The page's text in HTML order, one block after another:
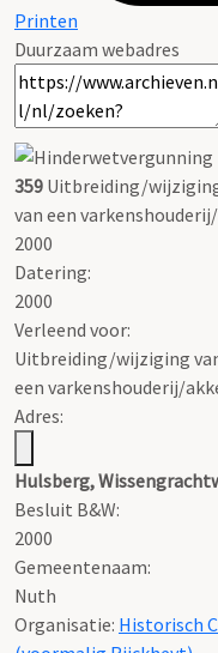
Printen
Duurzaam webadres
359 Uitbreiding/
van een
2000
Datering:
2000
Verleend voor:
Uitbreiding/wijziging
een varkenshouderij/
Adres:
Hulsberg,
Besluit B&W:
2000
Gemeentenaam:
Nuth
Organisatie: Historisch